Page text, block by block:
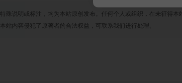
殊说明或标注，均为本站原创发布。任何个人或组织，在未征得
站内容侵犯了原著者的合法权益，可联系我们进行处理。